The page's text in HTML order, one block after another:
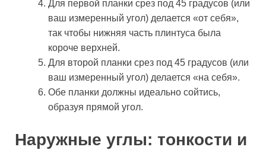
Для первой планки срез под 45 градусов (или
ваш измеренный угол) делается «от себя»,
так чтобы нижняя часть плинтуса была
короче верхней.
Для второй планки срез под 45 градусов (или
ваш измеренный угол) делается «на себя».
Обе планки должны идеально сойтись,
образуя прямой угол.
Наружные углы: тонкости и